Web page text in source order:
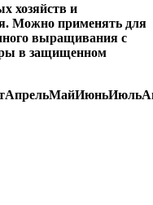
хозяйств и
Можно применять для
выращивания с
в защищенном
АпрельМайИюньИюль